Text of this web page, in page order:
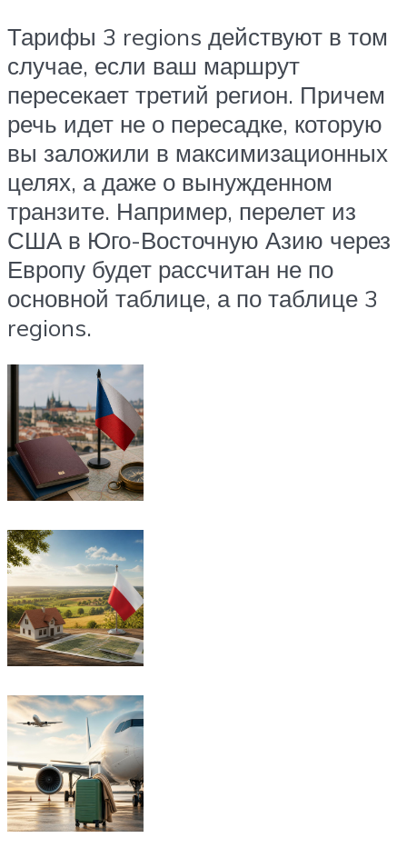
Тарифы 3 regions действуют в том
случае, если ваш маршрут
пересекает третий регион. Причем
речь идет не о пересадке, которую
вы заложили в максимизационных
целях, а даже о вынужденном
транзите. Например, перелет из
США в Юго-Восточную Азию через
Европу будет рассчитан не по
основной таблице, а по таблице 3
regions.